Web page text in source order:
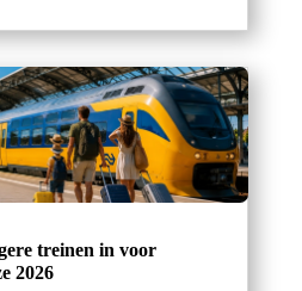
treinen in voor
2026